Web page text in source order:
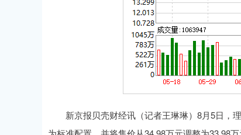
新京报贝壳财经讯（记者王琳琳）8月5日，